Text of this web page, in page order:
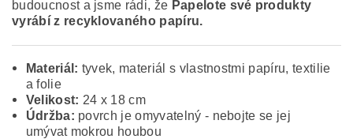
budoucnost a jsme rádi, že Papelote své produkty
vyrábí z recyklovaného papíru.
Materiál: tyvek, materiál s vlastnostmi papíru, textilie
a folie
Velikost: 24 x 18 cm
Údržba: povrch je omyvatelný - nebojte se jej
umývat mokrou houbou